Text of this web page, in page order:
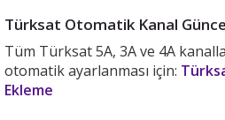
Türksat Otomatik Kanal
Tüm Türksat 5A, 3A ve 4A
otomatik ayarlanması için:
Ekleme